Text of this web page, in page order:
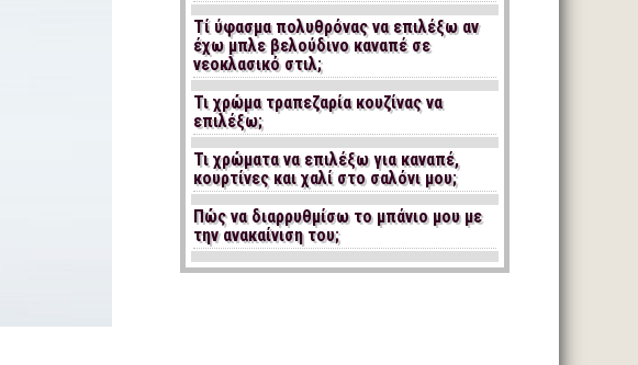
Τί ύφασμα πολυθρόνας να επιλέξω αν
έχω μπλε βελούδινο καναπέ σε
νεοκλασικό στιλ;
Τι χρώμα τραπεζαρία κουζίνας να
επιλέξω;
Τι χρώματα να επιλέξω για καναπέ,
κουρτίνες και χαλί στο σαλόνι μου;
Πώς να διαρρυθμίσω το μπάνιο μου με
την ανακαίνιση του;